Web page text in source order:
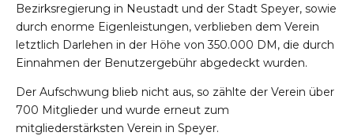
Bezirksregierung in Neustadt und der Stadt Speyer, sowie
durch enorme Eigenleistungen, verblieben dem Verein
letztlich Darlehen in der Höhe von 350.000 DM, die durch
Einnahmen der Benutzergebühr abgedeckt wurden.
Der Aufschwung blieb nicht aus, so zählte der Verein über
700 Mitglieder und wurde erneut zum
mitgliederstärksten Verein in Speyer.